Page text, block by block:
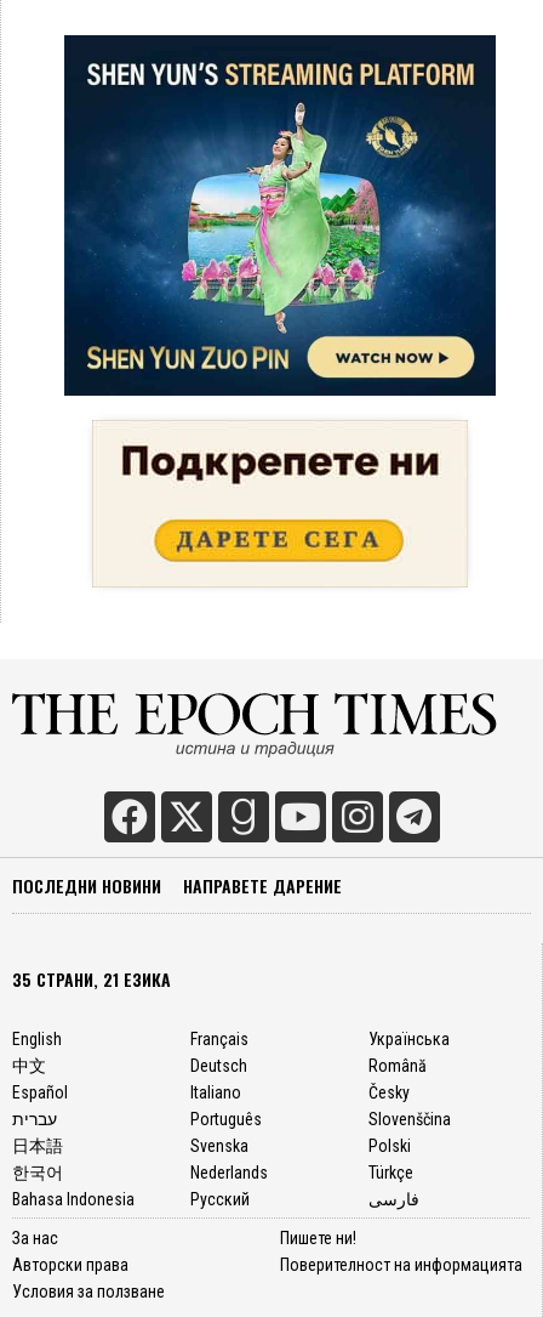
ПОСЛЕДНИ НОВИНИ НАПРАВЕТЕ ДАРЕНИЕ
35 СТРАНИ, 21 ЕЗИКА
English
中文
Español
עברית
日本語
한국어
Bahasa Indonesia
Français
Deutsch
Italiano
Português
Svenska
Nederlands
Русский
Українська
Română
Česky
Slovenščina
Polski
Türkçe
فارسی
За нас
Авторски права
Условия за ползване
Пишете ни!
Поверителност на информацията